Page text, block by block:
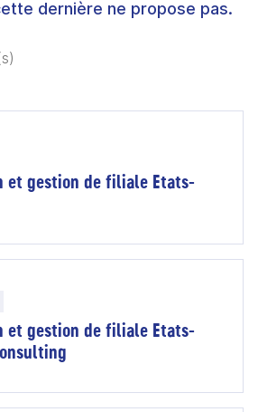
dernière ne propose pas.
et gestion de filiale Etats-
et gestion de filiale Etats-